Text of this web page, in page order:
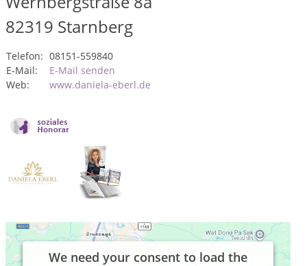
82319 Starnberg
Telefon: 08151-559840
E-Mail:
E-Mail senden
Web:
www.daniela-eberl.de
We need your consent to load the